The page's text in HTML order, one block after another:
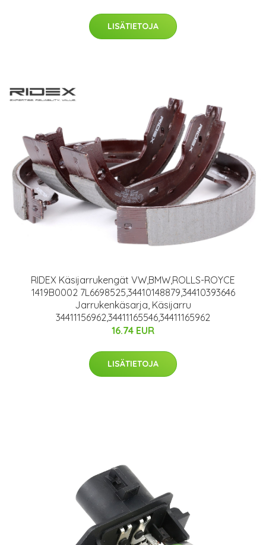
LISÄTIETOJA
RIDEX Käsijarrukengät VW,BMW,ROLLS-ROYCE
1419B0002 7L6698525,34410148879,34410393646
Jarrukenkäsarja, Käsijarru
34411156962,34411165546,34411165962
16.74 EUR
LISÄTIETOJA